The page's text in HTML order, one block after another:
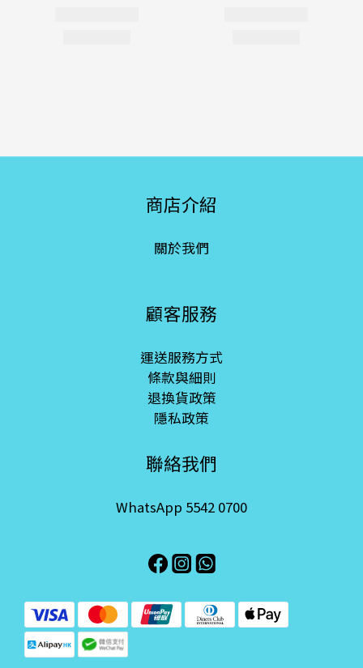
商店介紹
關於我們
顧客服務
運送服務方式
條款與細則
退換貨政策
隱私政策
聯絡我們
WhatsApp 5542 0700